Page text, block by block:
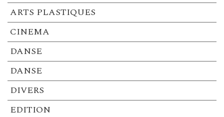
ARTS PLASTIQUES
CINEMA
DANSE
DANSE
DIVERS
EDITION